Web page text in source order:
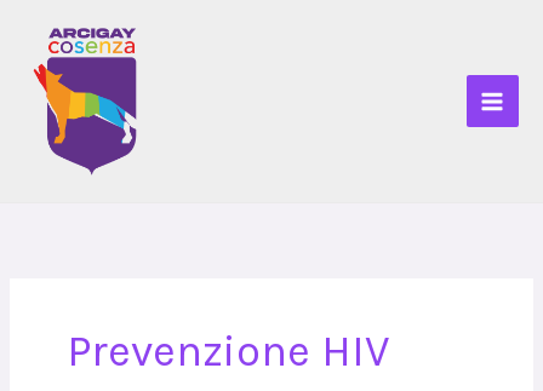
contenuto
Prevenzione HIV